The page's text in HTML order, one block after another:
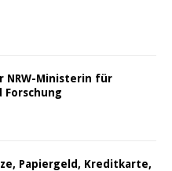
NRW-Ministerin für
Papiergeld, Kreditkarte,